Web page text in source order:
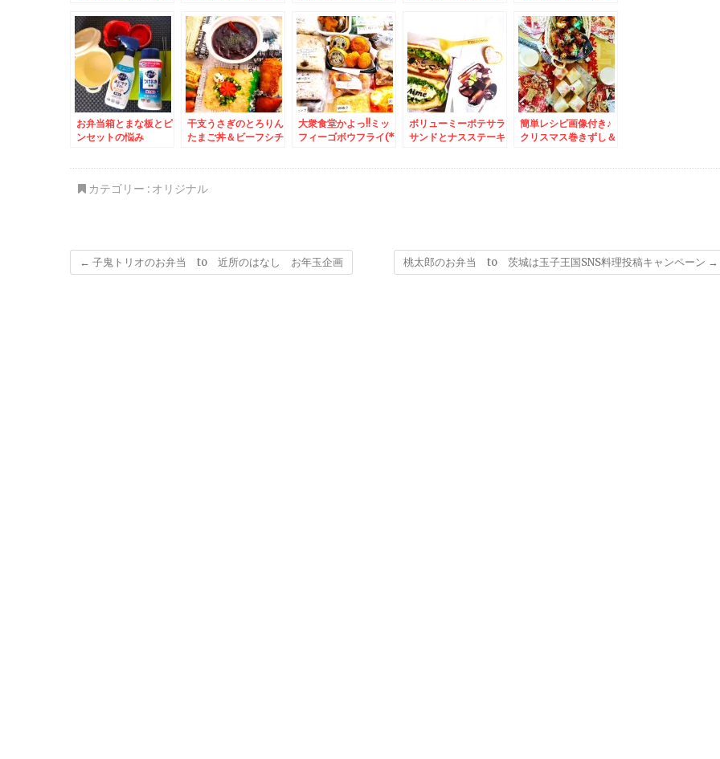
＆「日替わりランチ蕎
麦」
小樽「なると屋」さん
のテイクアウト店「チ
キン南蛮弁当」♪買え
ちゃう！！(*´艸`*)
「おろしそば」にハマ
ってます(*´艸`*)６９
０円Σ(ﾟДﾟ)
「立ち食いそば 豆
福」さんのカレーも絶
品です。ちなみに座れ
ます＾＾
お弁当箱とまな板とピ
ンセットの悩み
決！！！
干支うさぎのとろりん
たまご丼＆ビーフシチ
大衆食堂かよっ!!ミッ
フィーゴボウフライ(*
ボリューミーポテサラ
サンドとナスステーキ
簡単レシピ画像付き♪
クリスマス巻きずし＆
カテゴリー : オリジナル
← 子鬼トリオのお弁当 to 近所のはなし お年玉企画 桃太郎のお弁当 to 茨城は玉子王国SNS料理投稿キャンペーン →